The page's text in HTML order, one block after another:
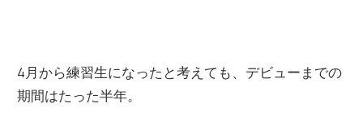
4月から練習生になったと考えても、デビューまでの
期間はたった半年。